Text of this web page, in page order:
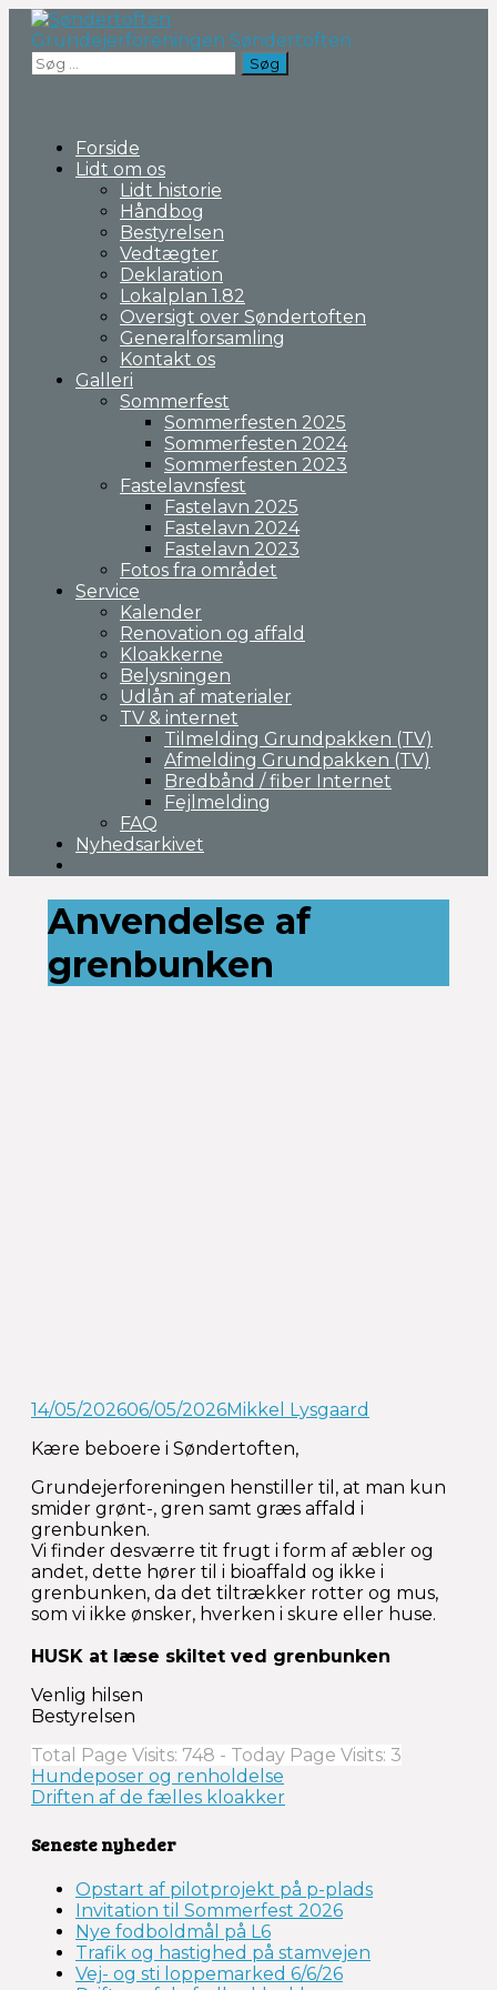
Fortsæt
indhold
Grundejerforeningen Søndertoften
Søg
efter:
Forside
Lidt om os
Lidt historie
Håndbog
Bestyrelsen
Vedtægter
Deklaration
Lokalplan 1.82
Oversigt over Søndertoften
Generalforsamling
Kontakt os
Galleri
Sommerfest
Sommerfesten 2025
Sommerfesten 2024
Sommerfesten 2023
Fastelavnsfest
Fastelavn 2025
Fastelavn 2024
Fastelavn 2023
Fotos fra området
Service
Kalender
Renovation og affald
Kloakkerne
Belysningen
Udlån af materialer
TV & internet
Tilmelding Grundpakken (TV)
Afmelding Grundpakken (TV)
Bredbånd / fiber Internet
Fejlmelding
FAQ
Nyhedsarkivet
Anvendelse af
grenbunken
14/05/202606/05/2026Mikkel Lysgaard
Kære beboere i Søndertoften,
Grundejerforeningen henstiller til, at man kun
smider grønt-, gren samt græs affald i
grenbunken.
Vi finder desværre tit frugt i form af æbler og
andet, dette hører til i bioaffald og ikke i
grenbunken, da det tiltrækker rotter og mus,
som vi ikke ønsker, hverken i skure eller huse.
HUSK at læse skiltet ved grenbunken
Venlig hilsen
Bestyrelsen
Total Page Visits: 748 - Today Page Visits: 3
Indlægsnavigation
Hundeposer og renholdelse
Driften af de fælles kloakker
Seneste nyheder
Opstart af pilotprojekt på p-plads
Invitation til Sommerfest 2026
Nye fodboldmål på L6
Trafik og hastighed på stamvejen
Vej- og sti loppemarked 6/6/26